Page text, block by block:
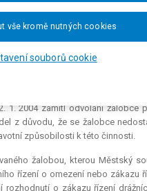
nařídil přezkoušení odborné
75 odst. 2 s. ř. s., ani
ze dne 16. 11. 2005, čj. 3 As 1/
o zákaz řízení drážních vozidel, o
1. 2004 zamítl odvolání žalobce
z důvodu, že se žalobce
způsobilosti k této činnosti.
žalobou, kterou Městský
řízení o omezení nebo
o zákazu řízení
souborů cookie
vše kromě nutných cookies